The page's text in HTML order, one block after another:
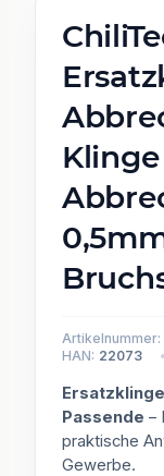
Artikelnummer:
HAN: 22073
Passende –
praktische
Gewerbe.